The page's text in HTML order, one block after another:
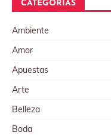
CATEGORÍAS
Ambiente
Amor
Apuestas
Arte
Belleza
Boda